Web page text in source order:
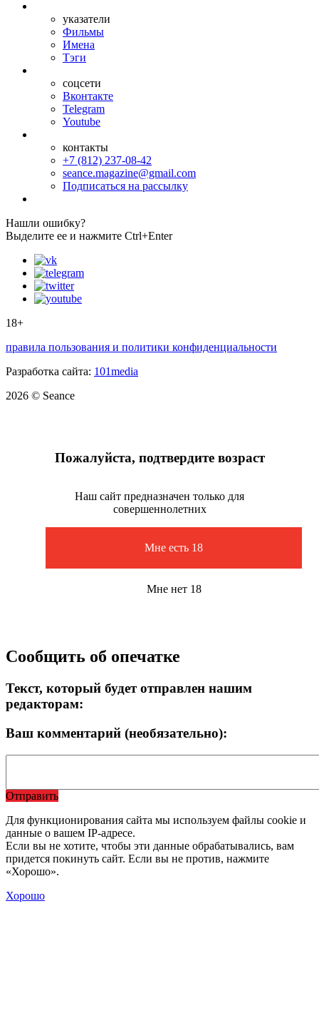
указатели
Фильмы
Имена
Тэги
соцсети
Вконтакте
Telegram
Youtube
контакты
+7 (812) 237-08-42
seance.magazine@gmail.com
Подписаться на рассылку
Нашли ошибку?
Выделите ее и нажмите Ctrl+Enter
18+
правила пользования и политики конфиденциальности
Разработка сайта: 101media
2026 © Seance
Пожалуйста, подтвердите возраст
Наш сайт предназначен только для
совершеннолетних
Мне есть 18
Мне нет 18
Сообщить об опечатке
Текст, который будет отправлен нашим
редакторам:
Ваш комментарий (необязательно):
Отправить
Для функционирования сайта мы используем файлы cookie и
данные о вашем IP-адресе.
Если вы не хотите, чтобы эти данные обрабатывались, вам
придется покинуть сайт. Если вы не против, нажмите
«Хорошо».
Хорошо